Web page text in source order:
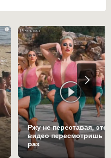
i
Ржу не переставая, это
видео пересмотришь
раз